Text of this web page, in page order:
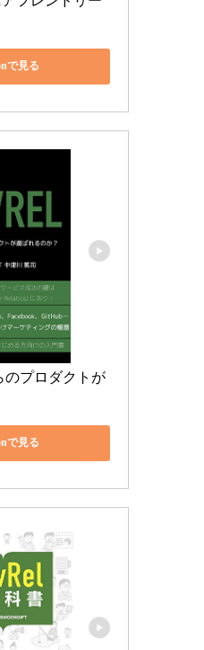
で見る
のプロダクトが
で見る